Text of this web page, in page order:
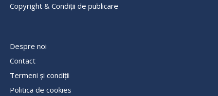
Copyright & Condiții de publicare
Despre noi
Contact
Termeni și condiții
Politica de cookies